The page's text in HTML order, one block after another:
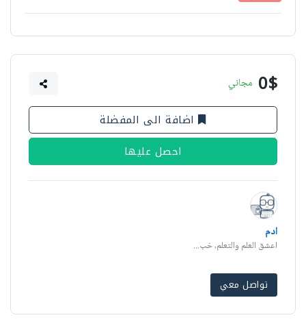
0$ مجاني
اضافة الى المفضلة
احصل عليها
ادم
اعشق العلم والتعلم, خب...
تواصل معي